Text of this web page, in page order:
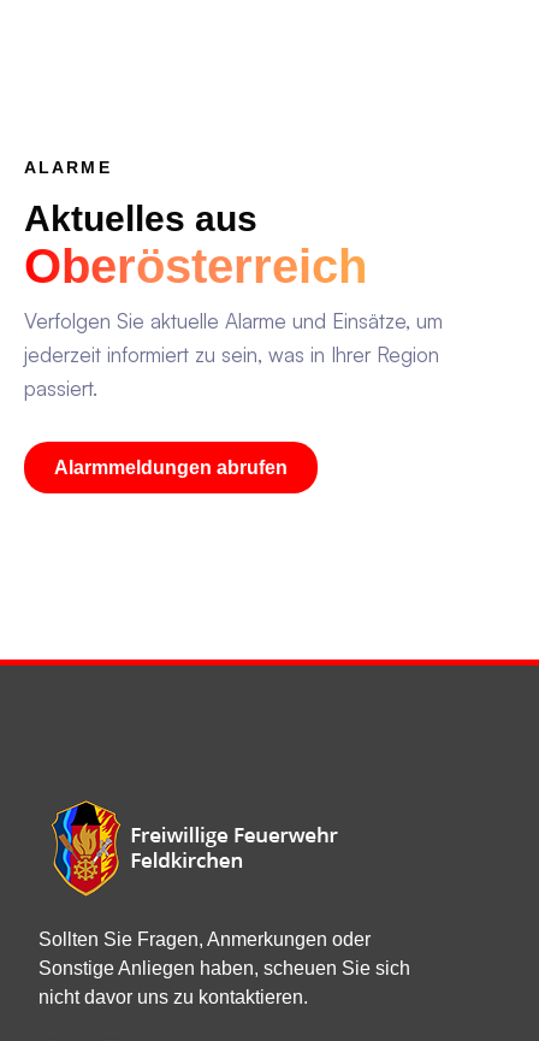
ALARME
Aktuelles aus
Oberösterreich
Verfolgen Sie aktuelle Alarme und Einsätze, um
jederzeit informiert zu sein, was in Ihrer Region
passiert.
Alarmmeldungen abrufen
Sollten Sie Fragen, Anmerkungen oder
Sonstige Anliegen haben, scheuen Sie sich
nicht davor uns zu kontaktieren.